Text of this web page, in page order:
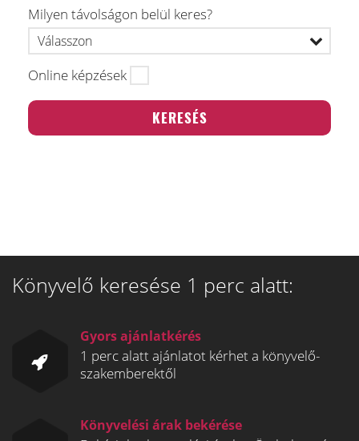
Milyen távolságon belül keres?
Online képzések
Könyvelő keresése 1 perc alatt:
Gyors ajánlatkérés
1 perc alatt ajánlatot kérhet a könyvelő-
szakemberektől
Könyvelési árak bekérése